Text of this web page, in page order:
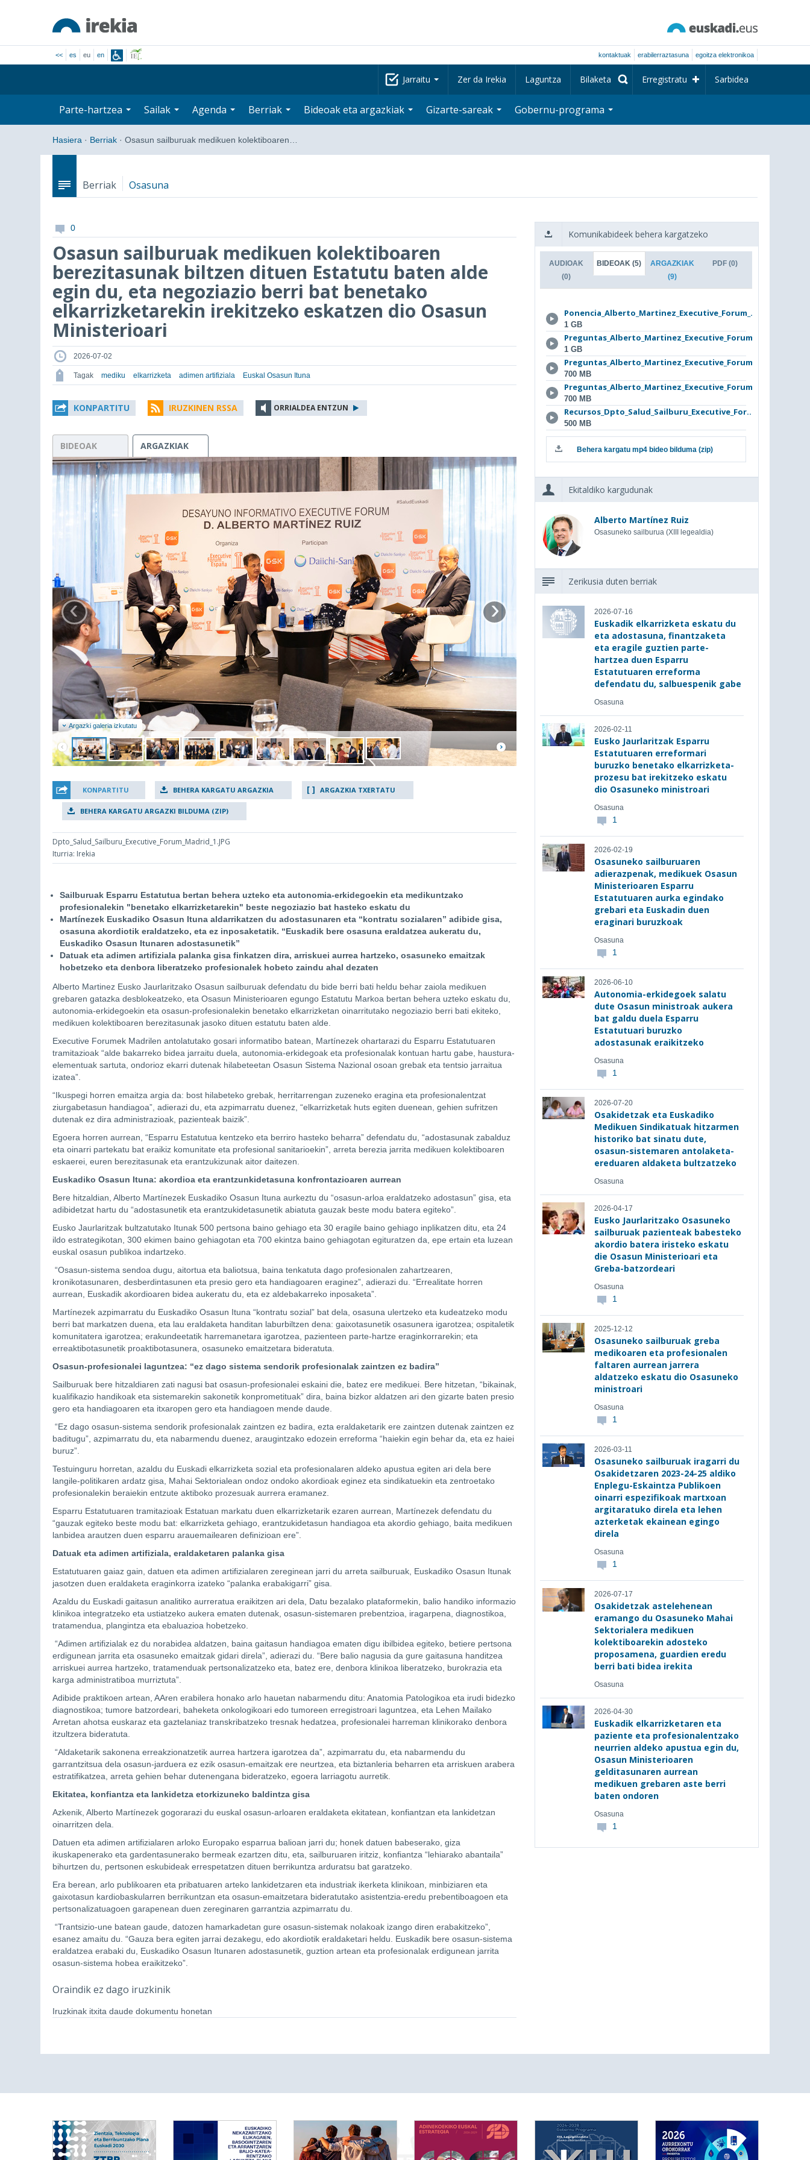
<< es eu en kontaktuak erabilerraztasuna egoitza elektronikoa
Jarraitu Zer da Irekia Laguntza Bilaketa Erregistratu Sarbidea
Parte-hartzea Sailak Agenda Berriak Bideoak eta argazkiak Gizarte-sareak Gobernu-programa
Hasiera · Berriak · Osasun sailburuak medikuen kolektiboaren…
Berriak Osasuna
0
Osasun sailburuak medikuen kolektiboaren
berezitasunak biltzen dituen Estatutu baten alde
egin du, eta negoziazio berri bat benetako
elkarrizketarekin irekitzeko eskatzen dio Osasun
Ministerioari
2026-07-02
Tagak mediku elkarrizketa adimen artifiziala Euskal Osasun Ituna
KONPARTITU IRUZKINEN RSSA ORRIALDEA ENTZUN
BIDEOAK ARGAZKIAK
‹ ›
Argazki galeria izkutatu
KONPARTITU BEHERA KARGATU ARGAZKIA ARGAZKIA TXERTATU
BEHERA KARGATU ARGAZKI BILDUMA (ZIP)
Dpto_Salud_Sailburu_Executive_Forum_Madrid_1.JPG
Iturria: Irekia
Sailburuak Esparru Estatutua bertan behera uzteko eta autonomia-erkidegoekin eta medikuntzako
profesionalekin "benetako elkarrizketarekin" beste negoziazio bat hasteko eskatu du
Martínezek Euskadiko Osasun Ituna aldarrikatzen du adostasunaren eta “kontratu sozialaren” adibide gisa,
osasuna akordiotik eraldatzeko, eta ez inposaketatik. “Euskadik bere osasuna eraldatzea aukeratu du,
Euskadiko Osasun Itunaren adostasunetik”
Datuak eta adimen artifiziala palanka gisa finkatzen dira, arriskuei aurrea hartzeko, osasuneko emaitzak
hobetzeko eta denbora liberatzeko profesionalek hobeto zaindu ahal dezaten
Alberto Martinez Eusko Jaurlaritzako Osasun sailburuak defendatu du bide berri bati heldu behar zaiola medikuen
grebaren gatazka desblokeatzeko, eta Osasun Ministerioaren egungo Estatutu Markoa bertan behera uzteko eskatu du,
autonomia-erkidegoekin eta osasun-profesionalekin benetako elkarrizketan oinarritutako negoziazio berri bati ekiteko,
medikuen kolektiboaren berezitasunak jasoko dituen estatutu baten alde.
Executive Forumek Madrilen antolatutako gosari informatibo batean, Martínezek ohartarazi du Esparru Estatutuaren
tramitazioak “alde bakarreko bidea jarraitu duela, autonomia-erkidegoak eta profesionalak kontuan hartu gabe, haustura-
elementuak sartuta, ondorioz ekarri dutenak hilabeteetan Osasun Sistema Nazional osoan grebak eta tentsio jarraitua
izatea”.
“Ikuspegi horren emaitza argia da: bost hilabeteko grebak, herritarrengan zuzeneko eragina eta profesionalentzat
ziurgabetasun handiagoa”, adierazi du, eta azpimarratu duenez, “elkarrizketak huts egiten duenean, gehien sufritzen
dutenak ez dira administrazioak, pazienteak baizik”.
Egoera horren aurrean, “Esparru Estatutua kentzeko eta berriro hasteko beharra” defendatu du, “adostasunak zabalduz
eta oinarri partekatu bat eraikiz komunitate eta profesional sanitarioekin”, arreta berezia jarrita medikuen kolektiboaren
eskaerei, euren berezitasunak eta erantzukizunak aitor daitezen.
Euskadiko Osasun Ituna: akordioa eta erantzunkidetasuna konfrontazioaren aurrean
Bere hitzaldian, Alberto Martínezek Euskadiko Osasun Ituna aurkeztu du “osasun-arloa eraldatzeko adostasun” gisa, eta
adibidetzat hartu du “adostasunetik eta erantzukidetasunetik abiatuta gauzak beste modu batera egiteko”.
Eusko Jaurlaritzak bultzatutako Itunak 500 pertsona baino gehiago eta 30 eragile baino gehiago inplikatzen ditu, eta 24
ildo estrategikotan, 300 ekimen baino gehiagotan eta 700 ekintza baino gehiagotan egituratzen da, epe ertain eta luzean
euskal osasun publikoa indartzeko.
“Osasun-sistema sendoa dugu, aitortua eta baliotsua, baina tenkatuta dago profesionalen zahartzearen,
kronikotasunaren, desberdintasunen eta presio gero eta handiagoaren eraginez”, adierazi du. “Errealitate horren
aurrean, Euskadik akordioaren bidea aukeratu du, eta ez aldebakarreko inposaketa”.
Martínezek azpimarratu du Euskadiko Osasun Ituna “kontratu sozial” bat dela, osasuna ulertzeko eta kudeatzeko modu
berri bat markatzen duena, eta lau eraldaketa handitan laburbiltzen dena: gaixotasunetik osasunera igarotzea; ospitaletik
komunitatera igarotzea; erakundeetatik harremanetara igarotzea, pazienteen parte-hartze eraginkorrarekin; eta
erreaktibotasunetik proaktibotasunera, osasuneko emaitzetara bideratuta.
Osasun-profesionalei laguntzea: “ez dago sistema sendorik profesionalak zaintzen ez badira”
Sailburuak bere hitzaldiaren zati nagusi bat osasun-profesionalei eskaini die, batez ere medikuei. Bere hitzetan, “bikainak,
kualifikazio handikoak eta sistemarekin sakonetik konprometituak” dira, baina bizkor aldatzen ari den gizarte baten presio
gero eta handiagoaren eta itxaropen gero eta handiagoen mende daude.
“Ez dago osasun-sistema sendorik profesionalak zaintzen ez badira, ezta eraldaketarik ere zaintzen dutenak zaintzen ez
baditugu”, azpimarratu du, eta nabarmendu duenez, araugintzako edozein erreforma “haiekin egin behar da, eta ez haiei
buruz”.
Testuinguru horretan, azaldu du Euskadi elkarrizketa sozial eta profesionalaren aldeko apustua egiten ari dela bere
langile-politikaren ardatz gisa, Mahai Sektorialean ondoz ondoko akordioak eginez eta sindikatuekin eta zentroetako
profesionalekin beraiekin entzute aktiboko prozesuak aurrera eramanez.
Esparru Estatutuaren tramitazioak Estatuan markatu duen elkarrizketarik ezaren aurrean, Martínezek defendatu du
“gauzak egiteko beste modu bat: elkarrizketa gehiago, erantzukidetasun handiagoa eta akordio gehiago, baita medikuen
lanbidea arautzen duen esparru arauemailearen definizioan ere”.
Datuak eta adimen artifiziala, eraldaketaren palanka gisa
Estatutuaren gaiaz gain, datuen eta adimen artifizialaren zereginean jarri du arreta sailburuak, Euskadiko Osasun Itunak
jasotzen duen eraldaketa eraginkorra izateko “palanka erabakigarri” gisa.
Azaldu du Euskadi gaitasun analitiko aurreratua eraikitzen ari dela, Datu bezalako plataformekin, balio handiko informazio
klinikoa integratzeko eta ustiatzeko aukera ematen dutenak, osasun-sistemaren prebentzioa, iragarpena, diagnostikoa,
tratamendua, plangintza eta ebaluazioa hobetzeko.
“Adimen artifizialak ez du norabidea aldatzen, baina gaitasun handiagoa ematen digu ibilbidea egiteko, betiere pertsona
erdigunean jarrita eta osasuneko emaitzak gidari direla”, adierazi du. “Bere balio nagusia da gure gaitasuna handitzea
arriskuei aurrea hartzeko, tratamenduak pertsonalizatzeko eta, batez ere, denbora klinikoa liberatzeko, burokrazia eta
karga administratiboa murriztuta”.
Adibide praktikoen artean, AAren erabilera honako arlo hauetan nabarmendu ditu: Anatomia Patologikoa eta irudi bidezko
diagnostikoa; tumore batzordeari, baheketa onkologikoari edo tumoreen erregistroari laguntzea, eta Lehen Mailako
Arretan ahotsa euskaraz eta gaztelaniaz transkribatzeko tresnak hedatzea, profesionalei harreman klinikorako denbora
itzultzera bideratuta.
“Aldaketarik sakonena erreakzionatzetik aurrea hartzera igarotzea da”, azpimarratu du, eta nabarmendu du
garrantzitsua dela osasun-jarduera ez ezik osasun-emaitzak ere neurtzea, eta biztanleria beharren eta arriskuen arabera
estratifikatzea, arreta gehien behar dutenengana bideratzeko, egoera larriagotu aurretik.
Ekitatea, konfiantza eta lankidetza etorkizuneko baldintza gisa
Azkenik, Alberto Martínezek gogorarazi du euskal osasun-arloaren eraldaketa ekitatean, konfiantzan eta lankidetzan
oinarritzen dela.
Datuen eta adimen artifizialaren arloko Europako esparrua balioan jarri du; honek datuen babeserako, giza
ikuskapenerako eta gardentasunerako bermeak ezartzen ditu, eta, sailburuaren iritziz, konfiantza “lehiarako abantaila”
bihurtzen du, pertsonen eskubideak errespetatzen dituen berrikuntza arduratsu bat garatzeko.
Era berean, arlo publikoaren eta pribatuaren arteko lankidetzaren eta industriak ikerketa klinikoan, minbiziaren eta
gaixotasun kardiobaskularren berrikuntzan eta osasun-emaitzetara bideratutako asistentzia-eredu prebentiboagoen eta
pertsonalizatuagoen garapenean duen zereginaren garrantzia azpimarratu du.
“Trantsizio-une batean gaude, datozen hamarkadetan gure osasun-sistemak nolakoak izango diren erabakitzeko”,
esanez amaitu du. “Gauza bera egiten jarrai dezakegu, edo akordiotik eraldaketari heldu. Euskadik bere osasun-sistema
eraldatzea erabaki du, Euskadiko Osasun Itunaren adostasunetik, guztion artean eta profesionalak erdigunean jarrita
osasun-sistema hobea eraikitzeko”.
Oraindik ez dago iruzkinik
Iruzkinak itxita daude dokumentu honetan
Komunikabideek behera kargatzeko
AUDIOAK
(0)
BIDEOAK (5)
ARGAZKIAK
(9)
PDF (0)
Ponencia_Alberto_Martinez_Executive_Forum_...
1 GB
Preguntas_Alberto_Martinez_Executive_Forum...
1 GB
Preguntas_Alberto_Martinez_Executive_Forum...
700 MB
Preguntas_Alberto_Martinez_Executive_Forum...
700 MB
Recursos_Dpto_Salud_Sailburu_Executive_For...
500 MB
Behera kargatu mp4 bideo bilduma (zip)
Ekitaldiko kargudunak
Alberto Martínez Ruiz
Osasuneko sailburua (XIII legealdia)
Zerikusia duten berriak
2026-07-16
Euskadik elkarrizketa eskatu du
eta adostasuna, finantzaketa
eta eragile guztien parte-
hartzea duen Esparru
Estatutuaren erreforma
defendatu du, salbuespenik gabe
Osasuna
2026-02-11
Eusko Jaurlaritzak Esparru
Estatutuaren erreformari
buruzko benetako elkarrizketa-
prozesu bat irekitzeko eskatu
dio Osasuneko ministroari
Osasuna
1
2026-02-19
Osasuneko sailburuaren
adierazpenak, medikuek Osasun
Ministerioaren Esparru
Estatutuaren aurka egindako
grebari eta Euskadin duen
eraginari buruzkoak
Osasuna
1
2026-06-10
Autonomia-erkidegoek salatu
dute Osasun ministroak aukera
bat galdu duela Esparru
Estatutuari buruzko
adostasunak eraikitzeko
Osasuna
1
2026-07-20
Osakidetzak eta Euskadiko
Medikuen Sindikatuak hitzarmen
historiko bat sinatu dute,
osasun-sistemaren antolaketa-
ereduaren aldaketa bultzatzeko
Osasuna
2026-04-17
Eusko Jaurlaritzako Osasuneko
sailburuak pazienteak babesteko
akordio batera iristeko eskatu
die Osasun Ministerioari eta
Greba-batzordeari
Osasuna
1
2025-12-12
Osasuneko sailburuak greba
medikoaren eta profesionalen
faltaren aurrean jarrera
aldatzeko eskatu dio Osasuneko
ministroari
Osasuna
1
2026-03-11
Osasuneko sailburuak iragarri du
Osakidetzaren 2023-24-25 aldiko
Enplegu-Eskaintza Publikoen
oinarri espezifikoak martxoan
argitaratuko direla eta lehen
azterketak ekainean egingo
direla
Osasuna
1
2026-07-17
Osakidetzak astelehenean
eramango du Osasuneko Mahai
Sektorialera medikuen
kolektiboarekin adosteko
proposamena, guardien eredu
berri bati bidea irekita
Osasuna
2026-04-30
Euskadik elkarrizketaren eta
paziente eta profesionalentzako
neurrien aldeko apustua egin du,
Osasun Ministerioaren
gelditasunaren aurrean
medikuen grebaren aste berri
baten ondoren
Osasuna
1